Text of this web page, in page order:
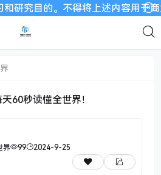
的。不得将上述内容用于商业
60秒读懂全世界！
界 99 2024-9-25